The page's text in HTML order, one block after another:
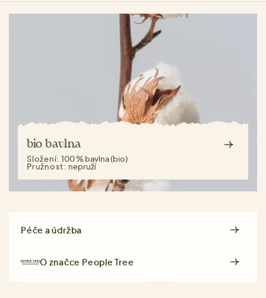
bio bavlna
Složení:100 % bavlna (bio)
Pružnost: nepruží
Péče a údržba
O značce People Tree